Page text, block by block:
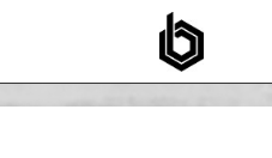
ACCUEIL